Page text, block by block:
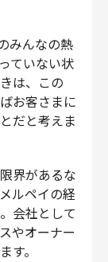
みんなの熱
ていない状
は、この
お客さまに
だと考えま
界があるな
ルペイの経
会社として
やオーナー
す。